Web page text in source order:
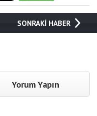
SONRAKİ HABER
Yorum Yapın